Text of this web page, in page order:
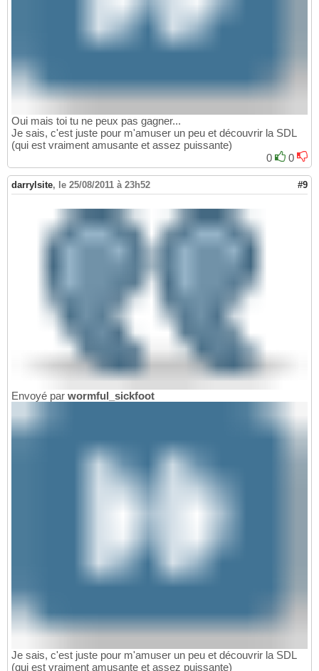
Oui mais toi tu ne peux pas gagner...
Je sais, c'est juste pour m'amuser un peu et découvrir la SDL
(qui est vraiment amusante et assez puissante)
0
0
darrylsite, le 25/08/2011 à 23h52 #9
Envoyé par wormful_sickfoot
Je sais, c'est juste pour m'amuser un peu et découvrir la SDL
(qui est vraiment amusante et assez puissante)